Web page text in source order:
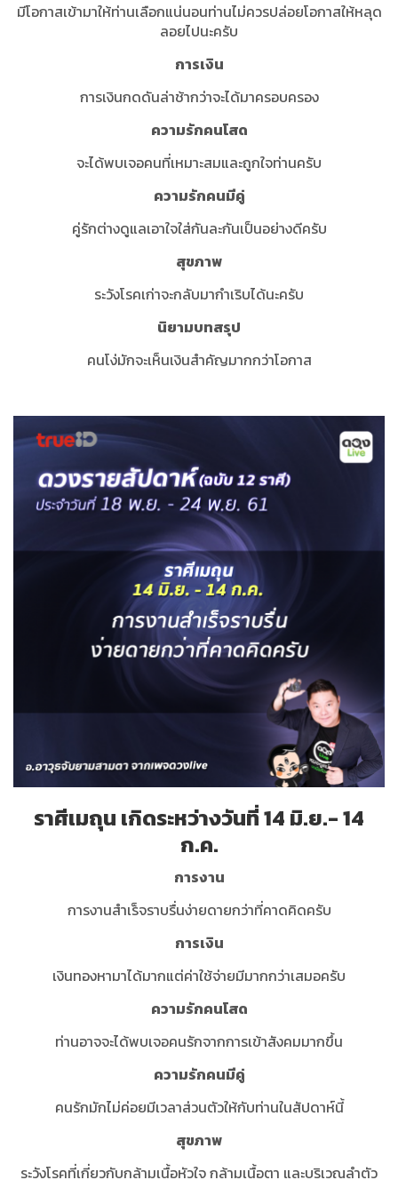
มีโอกาสเข้ามาให้ท่านเลือกแน่นอนท่านไม่ควรปล่อยโอกาสให้หลุด
ลอยไปนะครับ
การเงิน
การเงินกดดันล่าช้ากว่าจะได้มาครอบครอง
ความรักคนโสด
จะได้พบเจอคนที่เหมาะสมและถูกใจท่านครับ
ความรักคนมีคู่
คู่รักต่างดูแลเอาใจใส่กันละกันเป็นอย่างดีครับ
สุขภาพ
ระวังโรคเก่าจะกลับมากำเริบได้นะครับ
นิยามบทสรุป
คนโง่มักจะเห็นเงินสำคัญมากกว่าโอกาส
ราศีเมถุน เกิดระหว่างวันที่ 14 มิ.ย.- 14
ก.ค.
การงาน
การงานสำเร็จราบรื่นง่ายดายกว่าที่คาดคิดครับ
การเงิน
เงินทองหามาได้มากแต่ค่าใช้จ่ายมีมากกว่าเสมอครับ
ความรักคนโสด
ท่านอาจจะได้พบเจอคนรักจากการเข้าสังคมมากขึ้น
ความรักคนมีคู่
คนรักมักไม่ค่อยมีเวลาส่วนตัวให้กับท่านในสัปดาห์นี้
สุขภาพ
ระวังโรคที่เกี่ยวกับกล้ามเนื้อหัวใจ กล้ามเนื้อตา และบริเวณลำตัว